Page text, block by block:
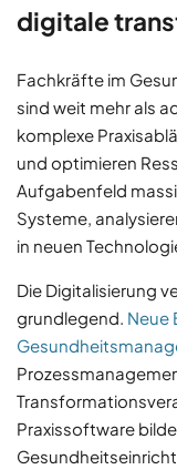
digitale
Fachkräfte im
sind weit mehr als
komplexe
und optimieren
Aufgabenfeld
Systeme,
in neuen
Die Digitalisierung
grundlegend. Neue
Praxissoftware